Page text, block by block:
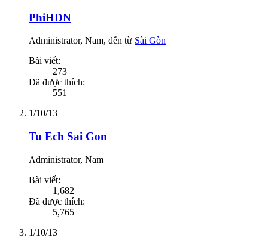
PhiHDN
Administrator, Nam, đến từ Sài Gòn
Bài viết:
273
Đã được thích:
551
1/10/13
Tu Ech Sai Gon
Administrator, Nam
Bài viết:
1,682
Đã được thích:
5,765
1/10/13